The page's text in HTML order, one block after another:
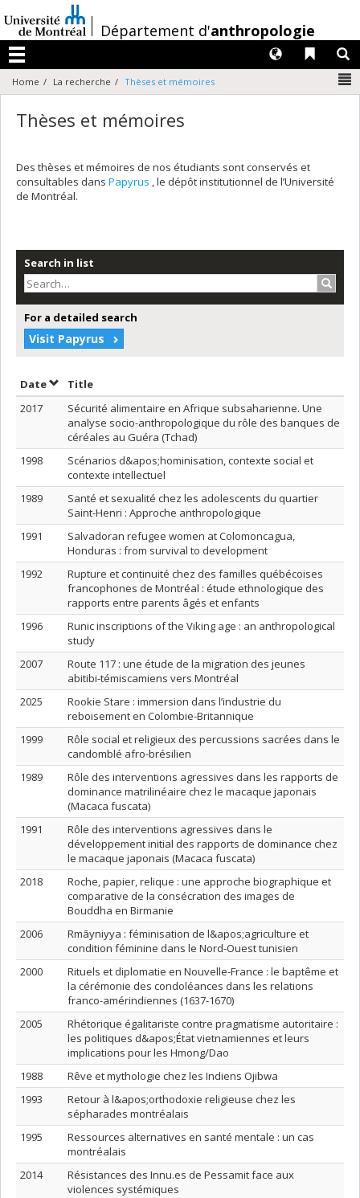
au
contenu
/Département d'anthropologie
Menu
Liens
Langues
Home La recherche Thèses et mémoires
Thèses et mémoires
Des thèses et mémoires de nos étudiants sont conservés et
consultables dans Papyrus , le dépôt institutionnel de l’Université
de Montréal.
Search in list
For a detailed search
Visit Papyrus
DateSort by date in descending order
Title
2017
Sécurité alimentaire en Afrique subsaharienne. Une
analyse socio-anthropologique du rôle des banques de
céréales au Guéra (Tchad)
1998
Scénarios d&apos;hominisation, contexte social et
contexte intellectuel
1989
Santé et sexualité chez les adolescents du quartier
Saint-Henri : Approche anthropologique
1991
Salvadoran refugee women at Colomoncagua,
Honduras : from survival to development
1992
Rupture et continuité chez des familles québécoises
francophones de Montréal : étude ethnologique des
rapports entre parents âgés et enfants
1996
Runic inscriptions of the Viking age : an anthropological
study
2007
Route 117 : une étude de la migration des jeunes
abitibi-témiscamiens vers Montréal
2025
Rookie Stare : immersion dans l’industrie du
reboisement en Colombie-Britannique
1999
Rôle social et religieux des percussions sacrées dans le
candomblé afro-brésilien
1989
Rôle des interventions agressives dans les rapports de
dominance matrilinéaire chez le macaque japonais
(Macaca fuscata)
1991
Rôle des interventions agressives dans le
développement initial des rapports de dominance chez
le macaque japonais (Macaca fuscata)
2018
Roche, papier, relique : une approche biographique et
comparative de la consécration des images de
Bouddha en Birmanie
2006
Rmāyniyya : féminisation de l&apos;agriculture et
condition féminine dans le Nord-Ouest tunisien
2000
Rituels et diplomatie en Nouvelle-France : le baptême et
la cérémonie des condoléances dans les relations
franco-amérindiennes (1637-1670)
2005
Rhétorique égalitariste contre pragmatisme autoritaire :
les politiques d&apos;État vietnamiennes et leurs
implications pour les Hmong/Dao
1988
Rêve et mythologie chez les Indiens Ojibwa
1993
Retour à l&apos;orthodoxie religieuse chez les
sépharades montréalais
1995
Ressources alternatives en santé mentale : un cas
montréalais
2014
Résistances des Innu.es de Pessamit face aux
violences systémiques